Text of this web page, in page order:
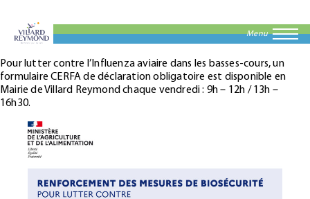
Menu
Pour lutter contre l’Influenza aviaire dans les basses-cours, un
formulaire CERFA de déclaration obligatoire est disponible en
Mairie de Villard Reymond chaque vendredi : 9h – 12h / 13h –
16h30.